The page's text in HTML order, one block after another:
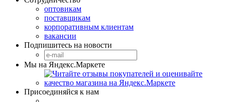
оптовикам
поставщикам
корпоративным клиентам
вакансии
Подпишитесь на новости
Мы на Яндекс.Маркете
Присоединяйся к нам